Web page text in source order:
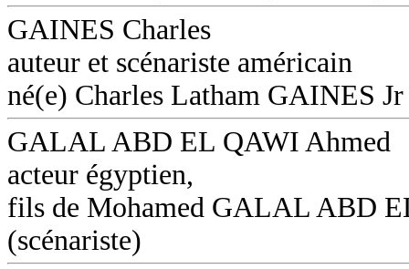
GAINES Charles
auteur et scénariste américain
né(e) Charles Latham GAINES Jr
GALAL ABD EL QAWI Ahmed
acteur égyptien,
fils de Mohamed GALAL ABD
(scénariste)